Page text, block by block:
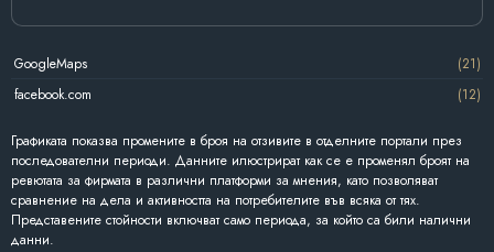
GoogleMaps
(21)
facebook.com
(12)
Графиката показва промените в броя на отзивите в отделните портали през
последователни периоди. Данните илюстрират как се е променял броят на
ревютата за фирмата в различни платформи за мнения, като позволяват
сравнение на дела и активността на потребителите във всяка от тях.
Представените стойности включват само периода, за който са били налични
данни.